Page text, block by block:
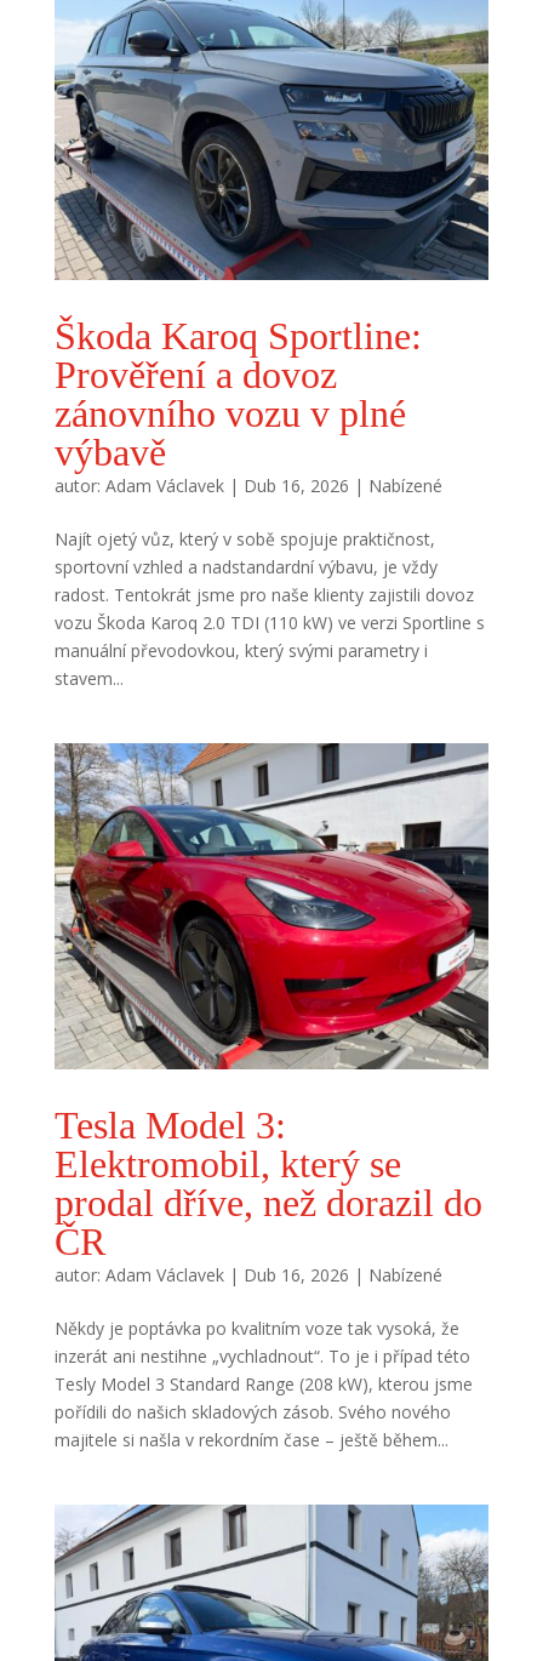
Škoda Karoq Sportline:
Prověření a dovoz
zánovního vozu v plné
výbavě
autor: Adam Václavek| Dub 16, 2026 | Nabízené
Najít ojetý vůz, který v sobě spojuje praktičnost,
sportovní vzhled a nadstandardní výbavu, je vždy
radost. Tentokrát jsme pro naše klienty zajistili dovoz
vozu Škoda Karoq 2.0 TDI (110 kW) ve verzi Sportline s
manuální převodovkou, který svými parametry i
stavem...
Tesla Model 3:
Elektromobil, který se
prodal dříve, než dorazil do
ČR
autor: Adam Václavek| Dub 16, 2026 | Nabízené
Někdy je poptávka po kvalitním voze tak vysoká, že
inzerát ani nestihne „vychladnout“. To je i případ této
Tesly Model 3 Standard Range (208 kW), kterou jsme
pořídili do našich skladových zásob. Svého nového
majitele si našla v rekordním čase – ještě během...